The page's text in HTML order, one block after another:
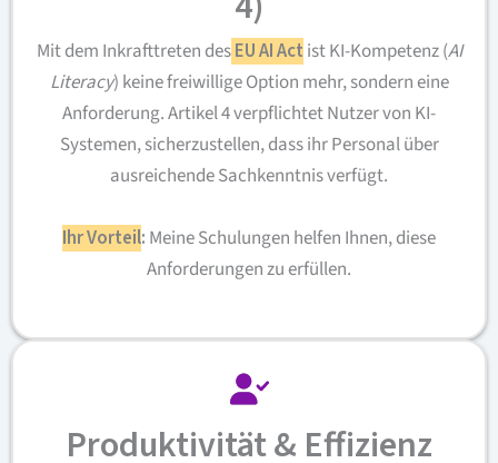
Mit dem Inkrafttreten desEU AI Act ist KI-Kompetenz (AI
Literacy) keine freiwillige Option mehr, sondern eine
Anforderung. Artikel 4 verpflichtet Nutzer von KI-
Systemen, sicherzustellen, dass ihr Personal über
ausreichende Sachkenntnis verfügt.
Ihr Vorteil: Meine Schulungen helfen Ihnen, diese
Anforderungen zu erfüllen.
Produktivität & Effizienz